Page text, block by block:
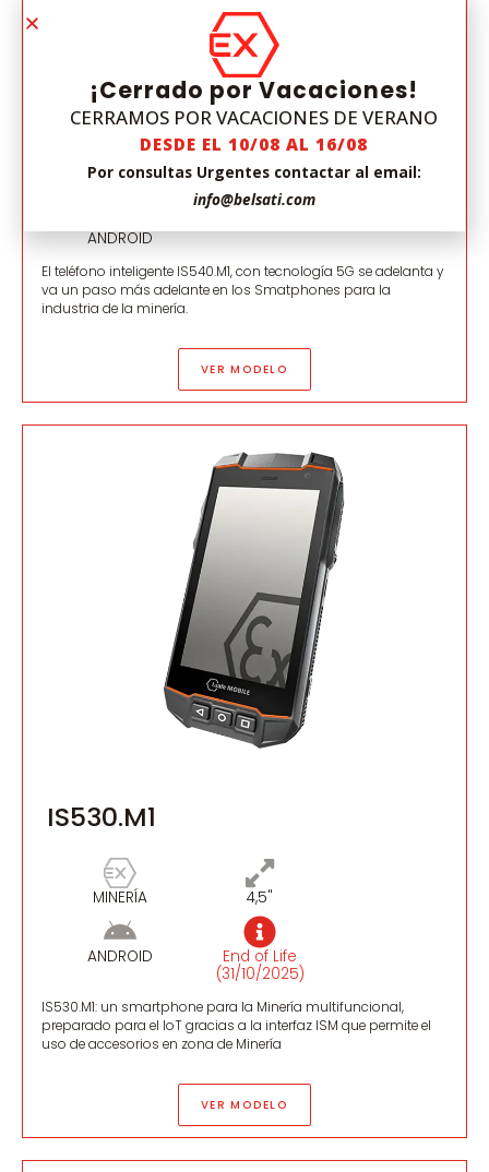
IS540.M1 5G
MINERÍA 6"
ANDROID
El teléfono inteligente IS540.M1, con tecnología 5G se adelanta y
va un paso más adelante en los Smatphones para la
industria de la minería.
VER MODELO
IS530.M1
MINERÍA 4,5"
ANDROID
End of Life
(31/10/2025)
IS530.M1: un smartphone para la Minería multifuncional,
preparado para el IoT gracias a la interfaz ISM que permite el
uso de accesorios en zona de Minería
VER MODELO
¡Cerrado por Vacaciones!
CERRAMOS POR VACACIONES DE VERANO
DESDE EL 10/08 AL 16/08
Por consultas Urgentes contactar al email:
info@belsati.com